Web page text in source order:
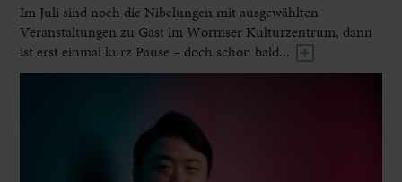
Im Juli sind noch die Nibelungen mit ausgewählten
Veranstaltungen zu Gast im Wormser Kulturzentrum, dann
ist erst einmal kurz Pause – doch schon bald...